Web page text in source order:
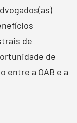
de
de
entre a OAB e a